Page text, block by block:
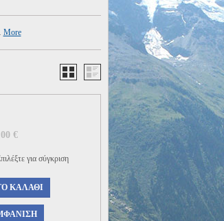
More
€
για σύγκριση
ΚΑΛΆΘΙ